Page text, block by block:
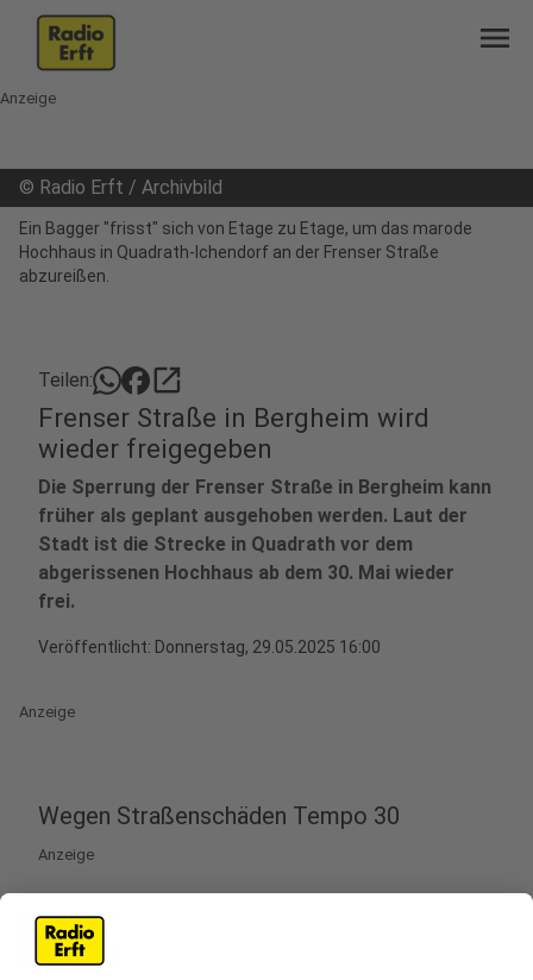
menu
Anzeige
© Radio Erft / Archivbild
Ein Bagger "frisst" sich von Etage zu Etage, um das marode
Hochhaus in Quadrath-Ichendorf an der Frenser Straße
abzureißen.
Teilen: open_in_new
Frenser Straße in Bergheim wird
wieder freigegeben
Die Sperrung der Frenser Straße in Bergheim kann
früher als geplant ausgehoben werden. Laut der
Stadt ist die Strecke in Quadrath vor dem
abgerissenen Hochhaus ab dem 30. Mai wieder
frei.
Veröffentlicht: Donnerstag, 29.05.2025 16:00
Anzeige
Wegen Straßenschäden Tempo 30
Anzeige
Gute Nachrichten für Autofahrer in Quadrath-
Ichendorf in Bergheim: Die Sperrungen der Frenser